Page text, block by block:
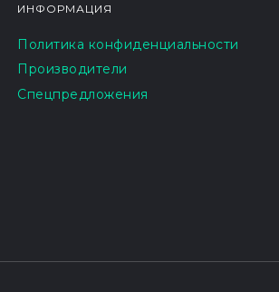
ИНФОРМАЦИЯ
Политика конфиденциальности
Производители
Спецпредложения